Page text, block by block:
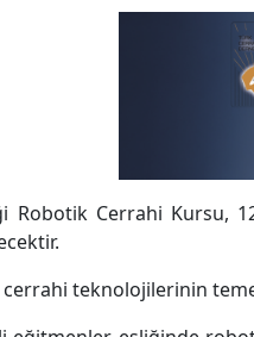
Robotik Cerrahi Kursu,
teknolojilerinin